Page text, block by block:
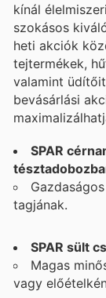
kínál
szokásos
heti akciók
tejtermékek,
valamint
bevásárlási
SPAR
tagjának.
SPAR sült
Magas
vagy